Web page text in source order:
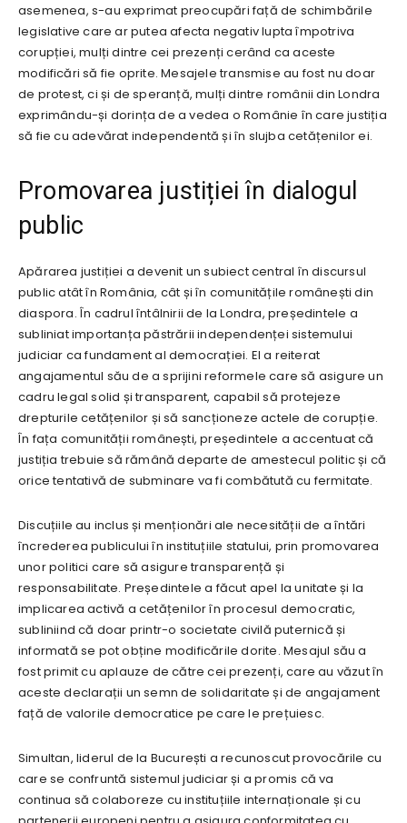
asemenea, s-au exprimat preocupări față de schimbările
legislative care ar putea afecta negativ lupta împotriva
corupției, mulți dintre cei prezenți cerând ca aceste
modificări să fie oprite. Mesajele transmise au fost nu doar
de protest, ci și de speranță, mulți dintre românii din Londra
exprimându-și dorința de a vedea o Românie în care justiția
să fie cu adevărat independentă și în slujba cetățenilor ei.
Promovarea justiției în dialogul
public
Apărarea justiției a devenit un subiect central în discursul
public atât în România, cât și în comunitățile românești din
diaspora. În cadrul întâlnirii de la Londra, președintele a
subliniat importanța păstrării independenței sistemului
judiciar ca fundament al democrației. El a reiterat
angajamentul său de a sprijini reformele care să asigure un
cadru legal solid și transparent, capabil să protejeze
drepturile cetățenilor și să sancționeze actele de corupție.
În fața comunității românești, președintele a accentuat că
justiția trebuie să rămână departe de amestecul politic și că
orice tentativă de subminare va fi combătută cu fermitate.
Discuțiile au inclus și menționări ale necesității de a întări
încrederea publicului în instituțiile statului, prin promovarea
unor politici care să asigure transparență și
responsabilitate. Președintele a făcut apel la unitate și la
implicarea activă a cetățenilor în procesul democratic,
subliniind că doar printr-o societate civilă puternică și
informată se pot obține modificările dorite. Mesajul său a
fost primit cu aplauze de către cei prezenți, care au văzut în
aceste declarații un semn de solidaritate și de angajament
față de valorile democratice pe care le prețuiesc.
Simultan, liderul de la București a recunoscut provocările cu
care se confruntă sistemul judiciar și a promis că va
continua să colaboreze cu instituțiile internaționale și cu